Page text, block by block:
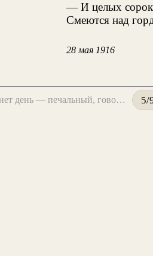
— И целых сорок
Смеются над
28 мая 1916
4. «Настанет день — печальный, говорят!..» 5/